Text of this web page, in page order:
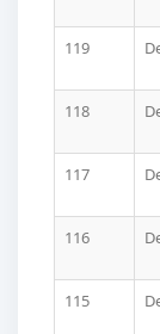
119
118
117
116
115